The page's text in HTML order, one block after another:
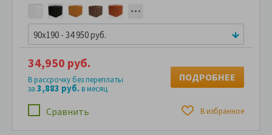
90x190 - 34 950 руб.
Сравнить В избранное
34,950 руб.
В рассрочку без переплаты
за 3,883 руб.в месяц
ПОДРОБНЕЕ